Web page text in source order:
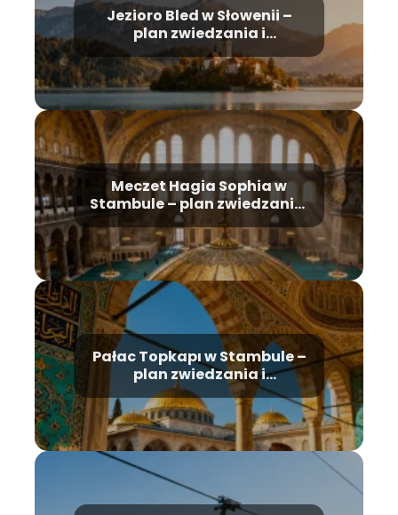
Jezioro Bled w Słowenii –
plan zwiedzania i
najważniejsze atrakcje
Meczet Hagia Sophia w
Stambule – plan zwiedzania,
historia, bilety
Pałac Topkapı w Stambule –
plan zwiedzania i
najważniejsze atrakcje